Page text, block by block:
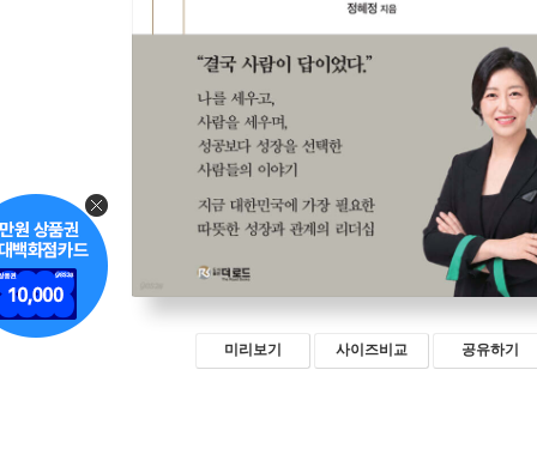
미리보기 사이즈비교 공유하기